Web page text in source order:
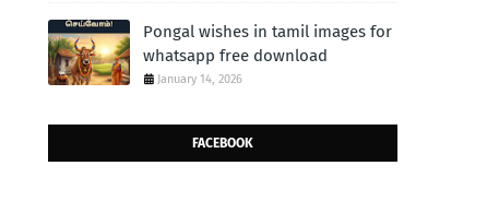
Pongal wishes in tamil images for
whatsapp free download
January 14, 2026
FACEBOOK